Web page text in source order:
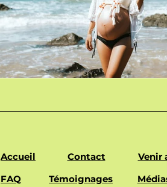
Accueil
FAQ
Contact
Témoignages
Venir